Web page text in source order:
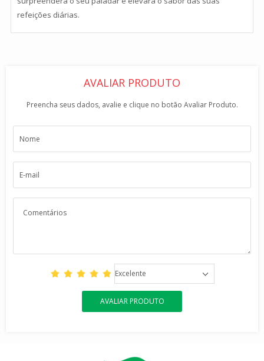
refeições diárias.
AVALIAR PRODUTO
Preencha seus dados, avalie e clique no botão Avaliar Produto.
Excelente
AVALIAR PRODUTO